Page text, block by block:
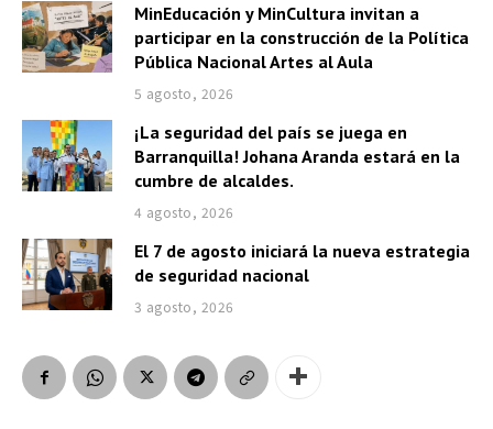
MinEducación y MinCultura invitan a
participar en la construcción de la Política
Pública Nacional Artes al Aula
5 agosto, 2026
¡La seguridad del país se juega en
Barranquilla! Johana Aranda estará en la
cumbre de alcaldes.
4 agosto, 2026
El 7 de agosto iniciará la nueva estrategia
de seguridad nacional
3 agosto, 2026